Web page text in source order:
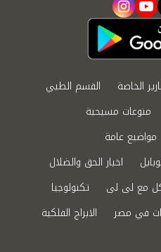
youtube
instagram
الخاصة
القسم الطبي
منوعات مسيحية
مواضيع عامة
اخبار الحق والضلال
مع لى لى
تكنولوجيا
في مصر
الابراج الفلكية